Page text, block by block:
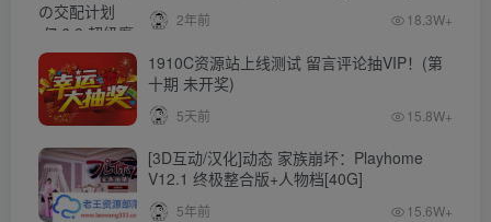
2年前 18.3W+
1910C资源站上线测试 留言评论抽VIP！(第
十期 未开奖)
5天前 15.8W+
[3D互动/汉化]动态 家族崩坏：Playhome
V12.1 终极整合版+人物档[40G]
5年前 15.6W+